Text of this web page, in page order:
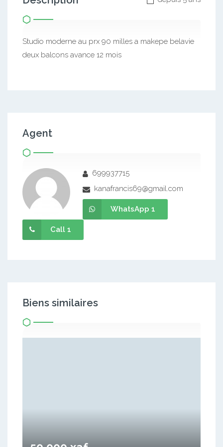
Studio moderne au prx 90 milles a makepe belavie
deux balcons avance 12 mois
Agent
699937715
kanafrancis69@gmail.com
WhatsApp 1
Call 1
Biens similaires